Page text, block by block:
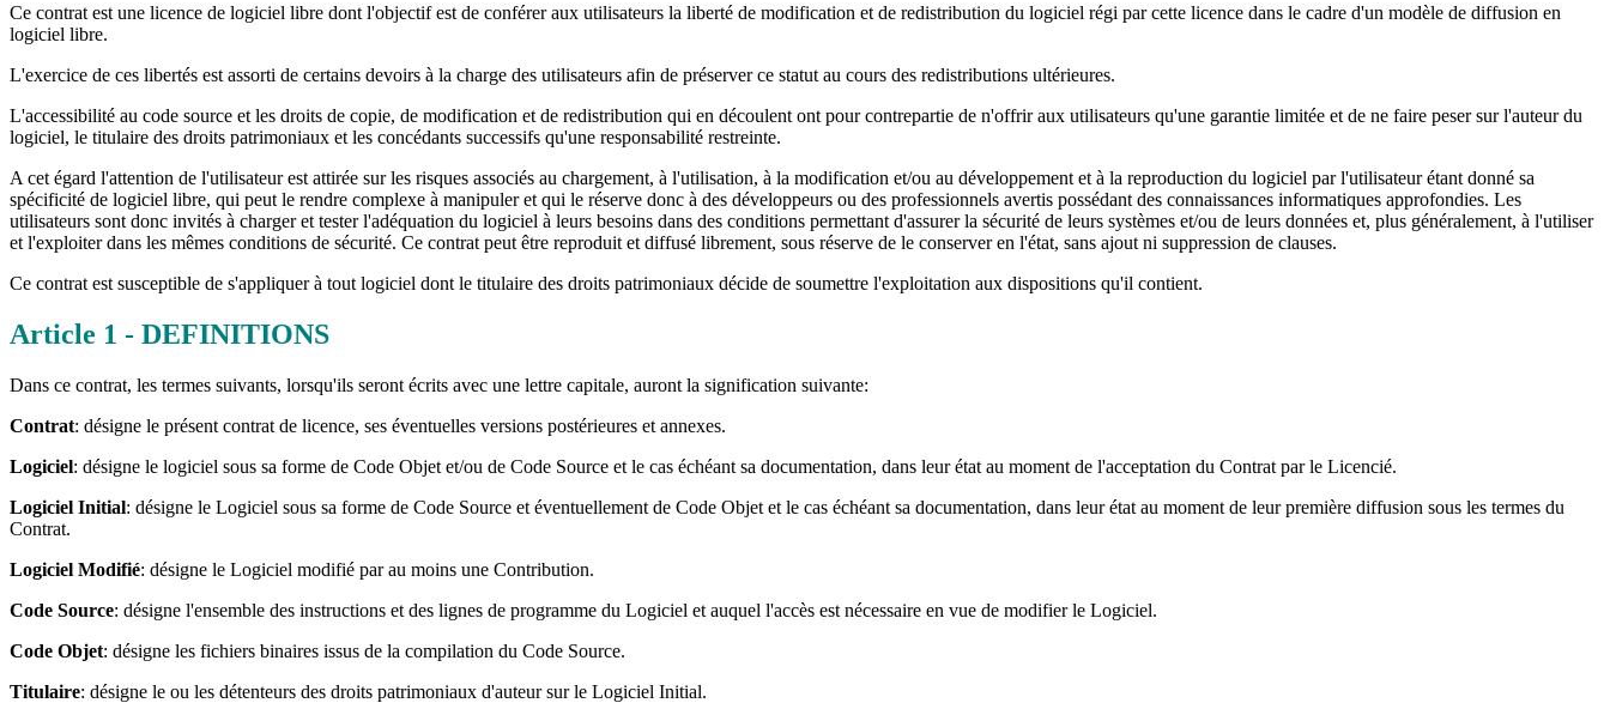
Ce contrat est une licence de logiciel libre dont l'objectif est de conférer aux utilisateurs la liberté de modification et de redistribution du logiciel régi par cette licence dans le cadre d'un modèle de diffusion en
logiciel libre.
L'exercice de ces libertés est assorti de certains devoirs à la charge des utilisateurs afin de préserver ce statut au cours des redistributions ultérieures.
L'accessibilité au code source et les droits de copie, de modification et de redistribution qui en découlent ont pour contrepartie de n'offrir aux utilisateurs qu'une garantie limitée et de ne faire peser sur l'auteur du
logiciel, le titulaire des droits patrimoniaux et les concédants successifs qu'une responsabilité restreinte.
A cet égard l'attention de l'utilisateur est attirée sur les risques associés au chargement, à l'utilisation, à la modification et/ou au développement et à la reproduction du logiciel par l'utilisateur étant donné sa
spécificité de logiciel libre, qui peut le rendre complexe à manipuler et qui le réserve donc à des développeurs ou des professionnels avertis possédant des connaissances informatiques approfondies. Les
utilisateurs sont donc invités à charger et tester l'adéquation du logiciel à leurs besoins dans des conditions permettant d'assurer la sécurité de leurs systèmes et/ou de leurs données et, plus généralement, à l'utiliser
et l'exploiter dans les mêmes conditions de sécurité. Ce contrat peut être reproduit et diffusé librement, sous réserve de le conserver en l'état, sans ajout ni suppression de clauses.
Ce contrat est susceptible de s'appliquer à tout logiciel dont le titulaire des droits patrimoniaux décide de soumettre l'exploitation aux dispositions qu'il contient.
Article 1 - DEFINITIONS
Dans ce contrat, les termes suivants, lorsqu'ils seront écrits avec une lettre capitale, auront la signification suivante:
Contrat: désigne le présent contrat de licence, ses éventuelles versions postérieures et annexes.
Logiciel: désigne le logiciel sous sa forme de Code Objet et/ou de Code Source et le cas échéant sa documentation, dans leur état au moment de l'acceptation du Contrat par le Licencié.
Logiciel Initial: désigne le Logiciel sous sa forme de Code Source et éventuellement de Code Objet et le cas échéant sa documentation, dans leur état au moment de leur première diffusion sous les termes du
Contrat.
Logiciel Modifié: désigne le Logiciel modifié par au moins une Contribution.
Code Source: désigne l'ensemble des instructions et des lignes de programme du Logiciel et auquel l'accès est nécessaire en vue de modifier le Logiciel.
Code Objet: désigne les fichiers binaires issus de la compilation du Code Source.
Titulaire: désigne le ou les détenteurs des droits patrimoniaux d'auteur sur le Logiciel Initial.